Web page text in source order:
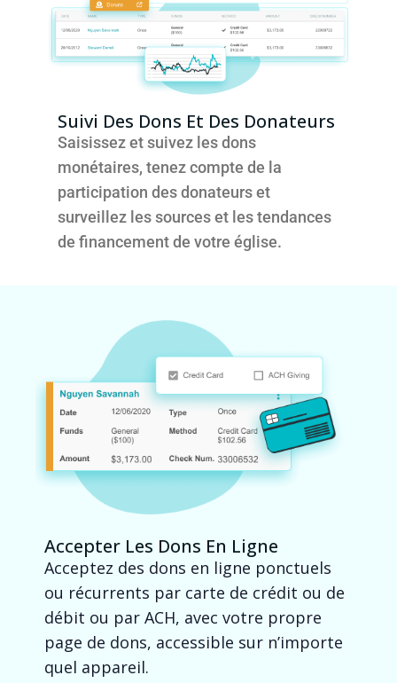
Suivi Des Dons Et Des Donateurs
Saisissez et suivez les dons
monétaires, tenez compte de la
participation des donateurs et
surveillez les sources et les tendances
de financement de votre église.
Accepter Les Dons En Ligne
Acceptez des dons en ligne ponctuels
ou récurrents par carte de crédit ou de
débit ou par ACH, avec votre propre
page de dons, accessible sur n’importe
quel appareil.